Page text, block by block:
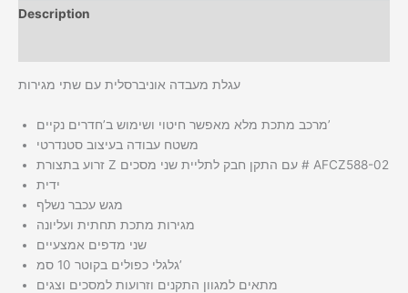
Description
עגלת מעבדה אוניברסלית עם שתי מגירות
מרכב מתכת מלא מאפשר חיטוי ושימוש ב’חדרים נקיים’
משטח עבודה בעיצוב סטנדרטי
זרוע בתצורת Z עם התקן חבק לתליית שני מסכים # AFCZ588-02
ידית
מגש עכבר נשלף
מגירות מתכת תחתית ועליונה
שני מדפים אמצעיים
גלגלי כפולים בקוטר 10 סמ’
מתאים למגוון התקנים וזרועות למסכים וצגים